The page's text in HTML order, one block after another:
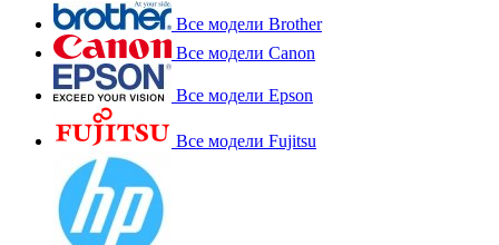
Все модели Brother
Все модели Canon
Все модели Epson
Все модели Fujitsu